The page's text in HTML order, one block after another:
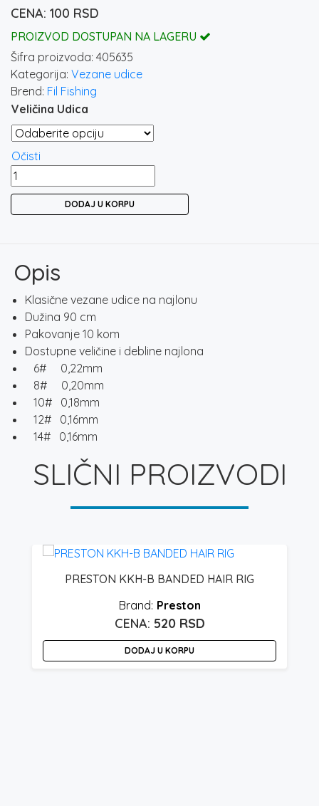
100 RSD
PROIZVOD DOSTUPAN NA LAGERU
Šifra proizvoda: 405635
Kategorija: Vezane udice
Brend: Fil Fishing
Veličina Udica
Očisti
VEZANE
UDICE
DODAJ U KORPU
Opis
Klasične vezane udice na najlonu
Dužina 90 cm
Pakovanje 10 kom
Dostupne veličine i debline najlona
6# 0,22mm
8# 0,20mm
10# 0,18mm
12# 0,16mm
14# 0,16mm
SLIČNI PROIZVODI
PRESTON KKH-B BANDED HAIR RIG
Preston
520 RSD
DODAJ U KORPU